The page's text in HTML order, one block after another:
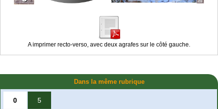
A imprimer recto-verso, avec deux agrafes sur le côté gauche.
Dans la même rubrique
0 5